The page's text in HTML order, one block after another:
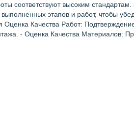
соответствуют высоким
этапов и работ, чтобы
Качества Работ:
- Оценка Качества Материалов: